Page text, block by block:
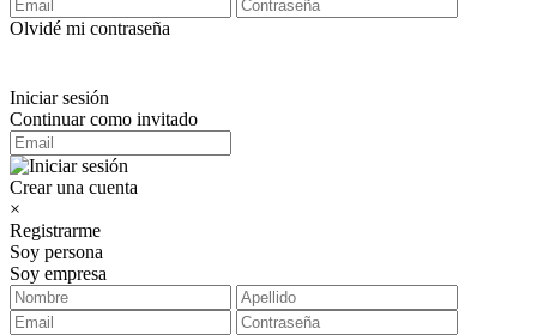
Olvidé mi contraseña
Iniciar sesión
Continuar como invitado
Crear una cuenta
×
Registrarme
Soy persona
Soy empresa